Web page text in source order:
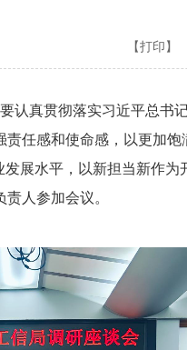
【打印】
真贯彻落实习近平总书
任感和使命感，以更加
展水平，以新担当新作
人参加会议。